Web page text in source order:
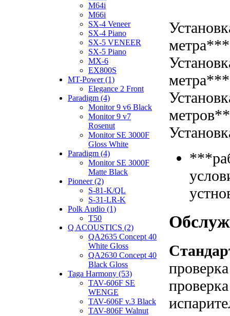
M64i
M66i
SX-4 Veneer
SX-4 Piano
SX-5 VENEER
SX-5 Piano
MX-6
EX800S
MT-Power (1)
Elegance 2 Front
Paradigm (4)
Monitor 9 v6 Black
Monitor 9 v7
Rosenut
Monitor SE 3000F
Gloss White
Paradigm (4)
Monitor SE 3000F
Matte Black
Pioneer (2)
S-81-K/QL
S-31-LR-K
Polk Audio (1)
T50
Q ACOUSTICS (2)
QA2635 Concept 40
White Gloss
QA2630 Concept 40
Black Gloss
Taga Harmony (53)
TAV-606F SE
WENGE
TAV-606F v.3 Black
TAV-806F Walnut
метра***
метра***